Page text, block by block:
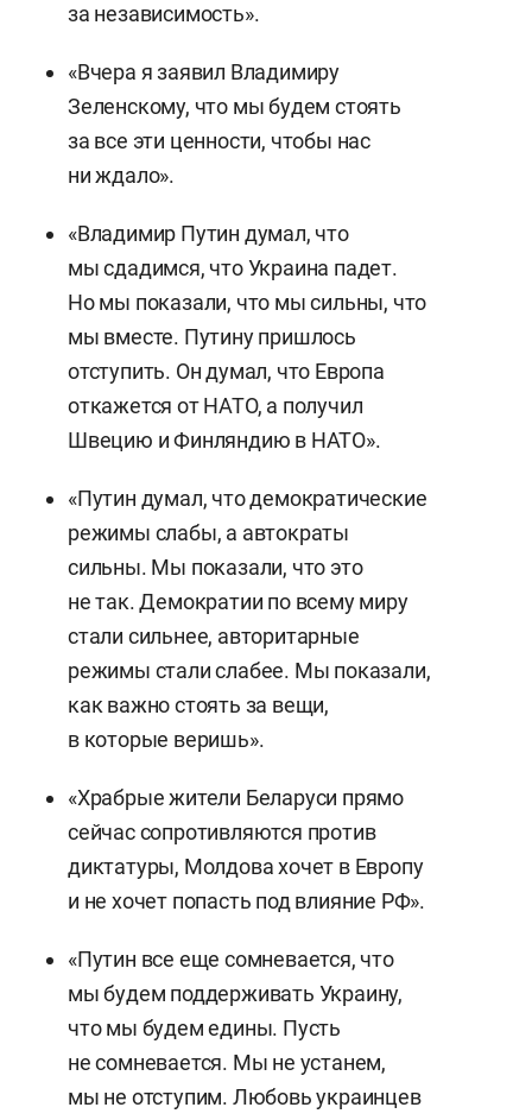
за независимость».
«Вчера я заявил Владимиру
Зеленскому, что мы будем стоять
за все эти ценности, чтобы нас
ни ждало».
«Владимир Путин думал, что
мы сдадимся, что Украина падет.
Но мы показали, что мы сильны, что
мы вместе. Путину пришлось
отступить. Он думал, что Европа
откажется от НАТО, а получил
Швецию и Финляндию в НАТО».
«Путин думал, что демократические
режимы слабы, а автократы
сильны. Мы показали, что это
не так. Демократии по всему миру
стали сильнее, авторитарные
режимы стали слабее. Мы показали,
как важно стоять за вещи,
в которые веришь».
«Храбрые жители Беларуси прямо
сейчас сопротивляются против
диктатуры, Молдова хочет в Европу
и не хочет попасть под влияние РФ».
«Путин все еще сомневается, что
мы будем поддерживать Украину,
что мы будем едины. Пусть
не сомневается. Мы не устанем,
мы не отступим. Любовь украинцев